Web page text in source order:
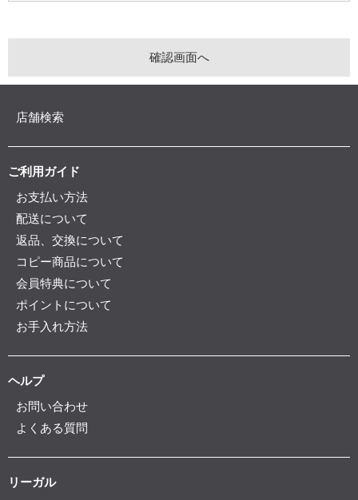
店舗検索
ご利用ガイド
お支払い方法
配送について
返品、交換について
コピー商品について
会員特典について
ポイントについて
お手入れ方法
ヘルプ
お問い合わせ
よくある質問
リーガル